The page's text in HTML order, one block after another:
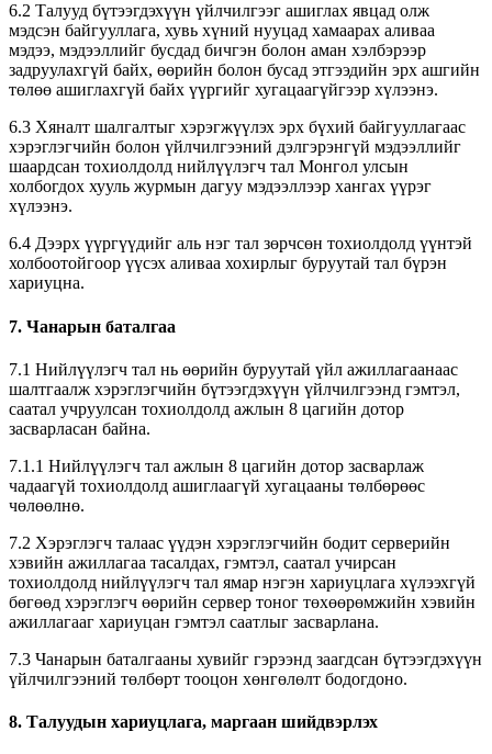
6.2 Талууд бүтээгдэхүүн үйлчилгээг ашиглах явцад олж
мэдсэн байгууллага, хувь хүний нууцад хамаарах аливаа
мэдээ, мэдээллийг бусдад бичгэн болон аман хэлбэрээр
задруулахгүй байх, өөрийн болон бусад этгээдийн эрх ашгийн
төлөө ашиглахгүй байх үүргийг хугацаагүйгээр хүлээнэ.
6.3 Хяналт шалгалтыг хэрэгжүүлэх эрх бүхий байгууллагаас
хэрэглэгчийн болон үйлчилгээний дэлгэрэнгүй мэдээллийг
шаардсан тохиолдолд нийлүүлэгч тал Монгол улсын
холбогдох хууль журмын дагуу мэдээллээр хангах үүрэг
хүлээнэ.
6.4 Дээрх үүргүүдийг аль нэг тал зөрчсөн тохиолдолд үүнтэй
холбоотойгоор үүсэх аливаа хохирлыг буруутай тал бүрэн
хариуцна.
7. Чанарын баталгаа
7.1 Нийлүүлэгч тал нь өөрийн буруутай үйл ажиллагаанаас
шалтгаалж хэрэглэгчийн бүтээгдэхүүн үйлчилгээнд гэмтэл,
саатал учруулсан тохиолдолд ажлын 8 цагийн дотор
засварласан байна.
7.1.1 Нийлүүлэгч тал ажлын 8 цагийн дотор засварлаж
чадаагүй тохиолдолд ашиглаагүй хугацааны төлбөрөөс
чөлөөлнө.
7.2 Хэрэглэгч талаас үүдэн хэрэглэгчийн бодит серверийн
хэвийн ажиллагаа тасалдах, гэмтэл, саатал учирсан
тохиолдолд нийлүүлэгч тал ямар нэгэн хариуцлага хүлээхгүй
бөгөөд хэрэглэгч өөрийн сервер тоног төхөөрөмжийн хэвийн
ажиллагааг хариуцан гэмтэл саатлыг засварлана.
7.3 Чанарын баталгааны хувийг гэрээнд заагдсан бүтээгдэхүүн
үйлчилгээний төлбөрт тооцон хөнгөлөлт бодогдоно.
8. Талуудын хариуцлага, маргаан шийдвэрлэх